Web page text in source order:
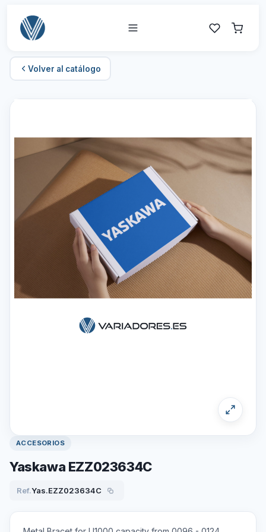
Volver al catálogo
ACCESORIOS
Yaskawa EZZ023634C
Ref.Yas.EZZ023634C